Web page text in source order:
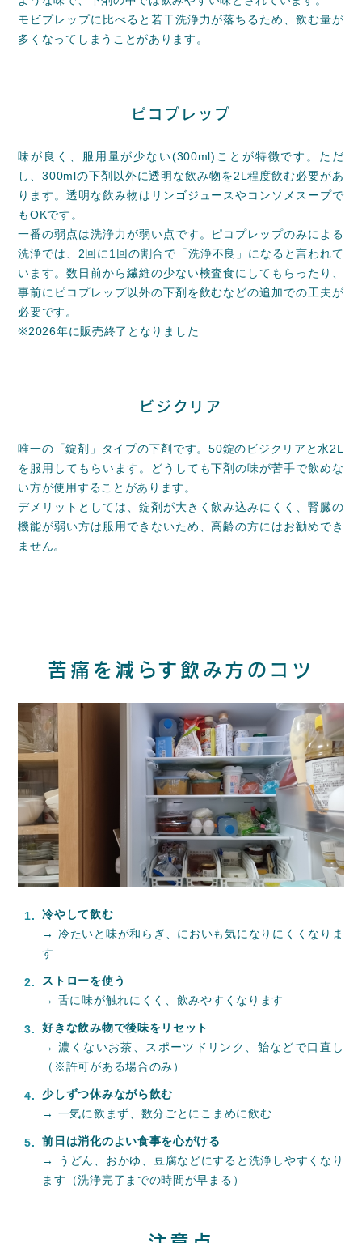
モビプレップに比べると若干洗浄力が落ちるため、飲む量が
多くなってしまうことがあります。
ピコプレップ
味が良く、服用量が少ない(300ml)ことが特徴です。ただ
し、300mlの下剤以外に透明な飲み物を2L程度飲む必要があ
ります。透明な飲み物はリンゴジュースやコンソメスープで
もOKです。
一番の弱点は洗浄力が弱い点です。ピコプレップのみによる
洗浄では、2回に1回の割合で「洗浄不良」になると言われて
います。数日前から繊維の少ない検査食にしてもらったり、
事前にピコプレップ以外の下剤を飲むなどの追加での工夫が
必要です。
※2026年に販売終了となりました
ビジクリア
唯一の「錠剤」タイプの下剤です。50錠のビジクリアと水2L
を服用してもらいます。どうしても下剤の味が苦手で飲めな
い方が使用することがあります。
デメリットとしては、錠剤が大きく飲み込みにくく、腎臓の
機能が弱い方は服用できないため、高齢の方にはお勧めでき
ません。
苦痛を減らす飲み方のコツ
冷やして飲む
→ 冷たいと味が和らぎ、においも気になりにくくなりま
す
ストローを使う
→ 舌に味が触れにくく、飲みやすくなります
好きな飲み物で後味をリセット
→ 濃くないお茶、スポーツドリンク、飴などで口直し
（※許可がある場合のみ）
少しずつ休みながら飲む
→ 一気に飲まず、数分ごとにこまめに飲む
前日は消化のよい食事を心がける
→ うどん、おかゆ、豆腐などにすると洗浄しやすくなり
ます（洗浄完了までの時間が早まる）